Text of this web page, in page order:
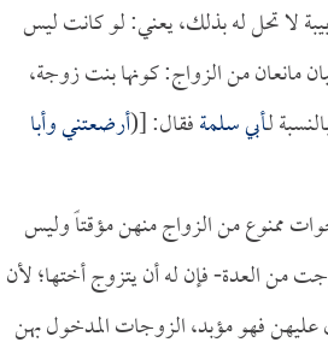
لا تحل له بذلك، يعني: لو كانت ليس
مانعان من الزواج: كونها بنت زوجة،
لـأبي سلمةفقال: [(أرضعتني وأبا
ممنوع من الزواج منهن مؤقتاً وليس
من العدة- فإن له أن يتزوج أختها؛ لأن
فهو مؤبد، الزوجات المدخول بهن